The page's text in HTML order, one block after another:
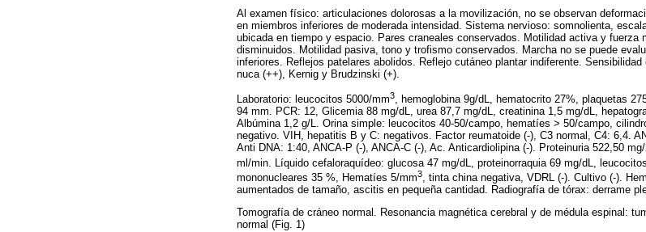
Al examen físico: articulaciones dolorosas a la movilización, no se observan
en miembros inferiores de moderada intensidad. Sistema nervioso: somnolienta,
ubicada en tiempo y espacio. Pares craneales conservados. Motilidad activa y fuerza
disminuidos. Motilidad pasiva, tono y trofismo conservados. Marcha no se puede
inferiores. Reflejos patelares abolidos. Reflejo cutáneo plantar indiferente.
nuca (++), Kernig y Brudzinski (+).
Laboratorio: leucocitos 5000/mm3, hemoglobina 9g/dL, hematocrito 27%, plaquetas
94 mm. PCR: 12, Glicemia 88 mg/dL, urea 87,7 mg/dL, creatinina 1,5 mg/dL,
Albúmina 1,2 g/L. Orina simple: leucocitos 40-50/campo, hematíes > 50/campo,
negativo. VIH, hepatitis B y C: negativos. Factor reumatoide (-), C3 normal, C4: 6,4.
Anti DNA: 1:40, ANCA-P (-), ANCA-C (-), Ac. Anticardiolipina (-). Proteinuria 522,50
ml/min. Líquido cefaloraquídeo: glucosa 47 mg/dL, proteinorraquia 69 mg/dL,
mononucleares 35 %, Hematíes 5/mm3, tinta china negativa, VDRL (-). Cultivo (-).
aumentados de tamaño, ascitis en pequeña cantidad. Radiografía de tórax: derrame
Tomografía de cráneo normal. Resonancia magnética cerebral y de médula espinal:
normal (Fig. 1)